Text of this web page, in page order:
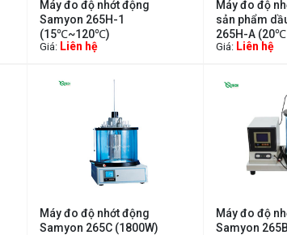
Máy đo độ nhớt động
Samyon 265H-1
(15℃~120℃)
Giá: Liên hệ
Máy đo độ
sản phẩm
265H-A
Giá: Liên hệ
Máy đo độ nhớt động
Samyon 265C (1800W)
Máy đo độ
Samyon